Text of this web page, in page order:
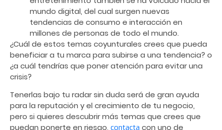
mundo digital, del cual surgen nuevas
tendencias de consumo e interacción en
millones de personas de todo el mundo.
¿Cuál de estos temas coyunturales crees que pueda
beneficiar a tu marca para subirse a una tendencia? o
¿a cuál tendrías que poner atención para evitar una
crisis?
Tenerlas bajo tu radar sin duda será de gran ayuda
para la reputación y el crecimiento de tu negocio,
pero si quieres descubrir más temas que crees que
puedan ponerte en riesgo, contacta con uno de